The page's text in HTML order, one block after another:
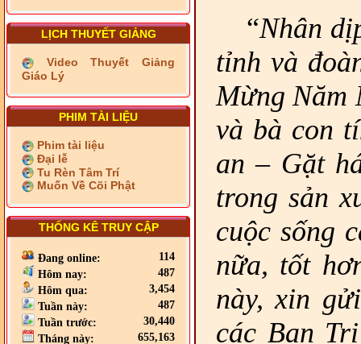
LỊCH THUYẾT GIẢNG
Video Thuyết Giảng
Giáo Lý
PHIM TÀI LIỆU
Phim tài liệu
Đại lễ
Tu Rèn Tâm Trí
Muốn Về Cõi Phật
THỐNG KÊ TRUY CẬP
Đang online:
114
Hôm nay:
487
Hôm qua:
3,454
Tuần này:
487
Tuần trước:
30,440
Tháng này:
655,163
“Nhân
tỉnh và
Mừng
và bà con
an – Gặt
trong sản
cuộc sống
nữa, tốt
này, xin
các Ban